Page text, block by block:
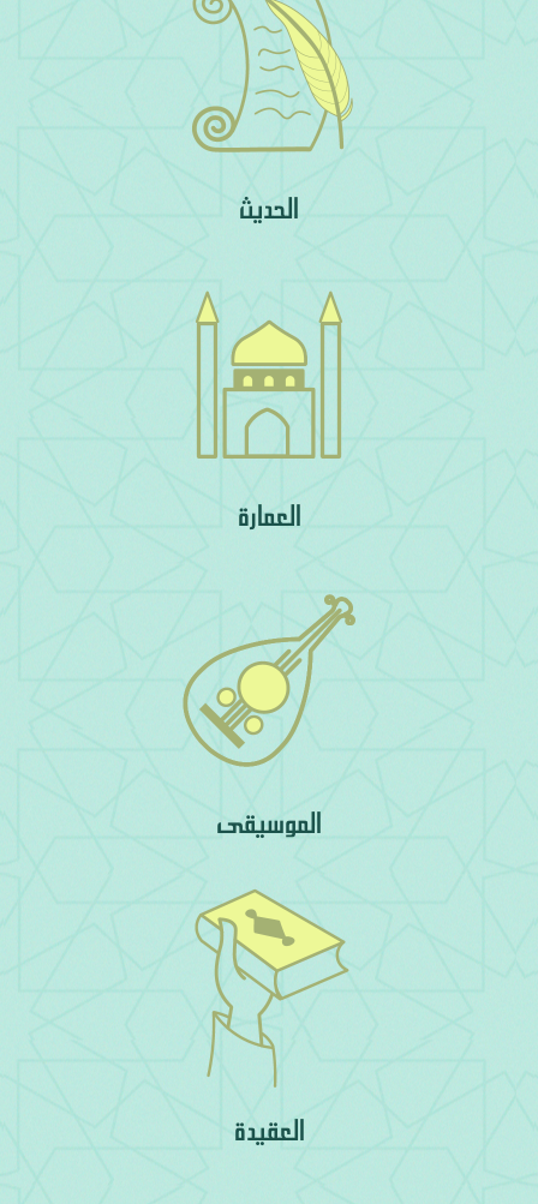
الحديث
العمارة
الموسيقى
العقيدة